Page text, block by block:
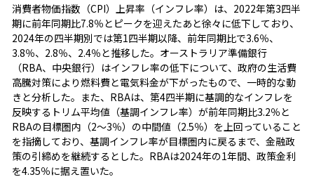
消費者物価指数（CPI）上昇率（インフレ率）は、2022年第3四半
期に前年同期比7.8％とピークを迎えたあと徐々に低下しており、
2024年の四半期別では第1四半期以降、前年同期比で3.6％、
3.8％、2.8％、2.4％と推移した。オーストラリア準備銀行
（RBA、中央銀行）はインフレ率の低下について、政府の生活費
高騰対策により燃料費と電気料金が下がったもので、一時的な動
きと分析した。また、RBAは、第4四半期に基調的なインフレを
反映するトリム平均値（基調インフレ率）が前年同期比3.2％と
RBAの目標圏内（2～3％）の中間値（2.5％）を上回っていること
を指摘しており、基調インフレ率が目標圏内に戻るまで、金融政
策の引締めを継続するとした。RBAは2024年の1年間、政策金利
を4.35％に据え置いた。